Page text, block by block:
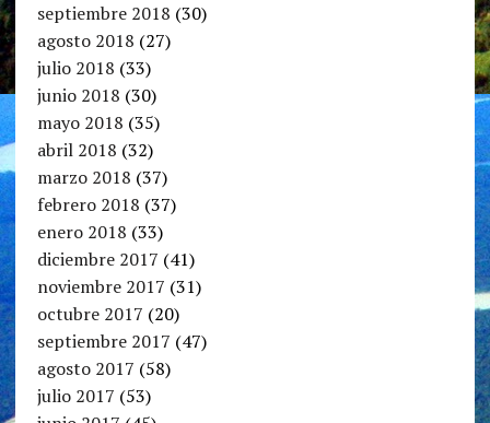
septiembre 2018 (30)
agosto 2018 (27)
julio 2018 (33)
junio 2018 (30)
mayo 2018 (35)
abril 2018 (32)
marzo 2018 (37)
febrero 2018 (37)
enero 2018 (33)
diciembre 2017 (41)
noviembre 2017 (31)
octubre 2017 (20)
septiembre 2017 (47)
agosto 2017 (58)
julio 2017 (53)